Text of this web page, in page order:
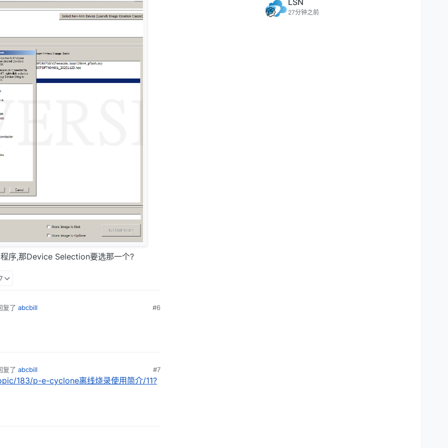
序,那Device Selection要选那一个?
复了 abcbill #6
复了 abcbill #7
183/p-e-cyclone离线烧录使用简介/11?
27分钟之前